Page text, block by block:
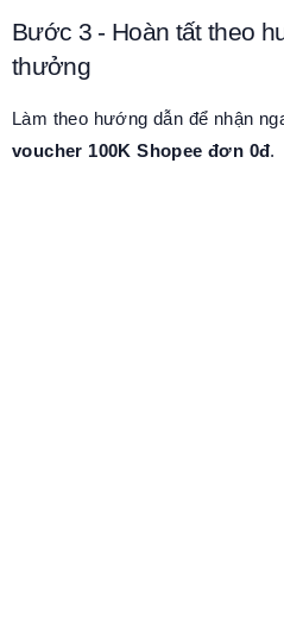
Bước 3 - Hoàn tất theo
thưởng
Làm theo hướng dẫn để nhận
voucher 100K Shopee đơn 0đ.